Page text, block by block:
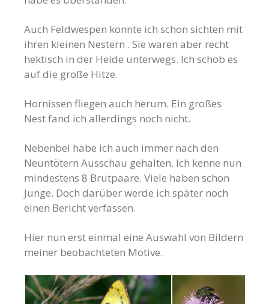
Auch Feldwespen konnte ich schon sichten mit
ihren kleinen Nestern . Sie waren aber recht
hektisch in der Heide unterwegs. Ich schob es
auf die große Hitze.
Hornissen fliegen auch herum. Ein großes
Nest fand ich allerdings noch nicht.
Nebenbei habe ich auch immer nach den
Neuntötern Ausschau gehalten. Ich kenne nun
mindestens 8 Brutpaare. Viele haben schon
Junge. Doch darüber werde ich später noch
einen Bericht verfassen.
Hier nun erst einmal eine Auswahl von Bildern
meiner beobachteten Motive.